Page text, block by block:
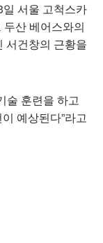
서울 고척스카
산 베어스와의
서건창의 근황을
술 훈련을 하고
예상된다”라고